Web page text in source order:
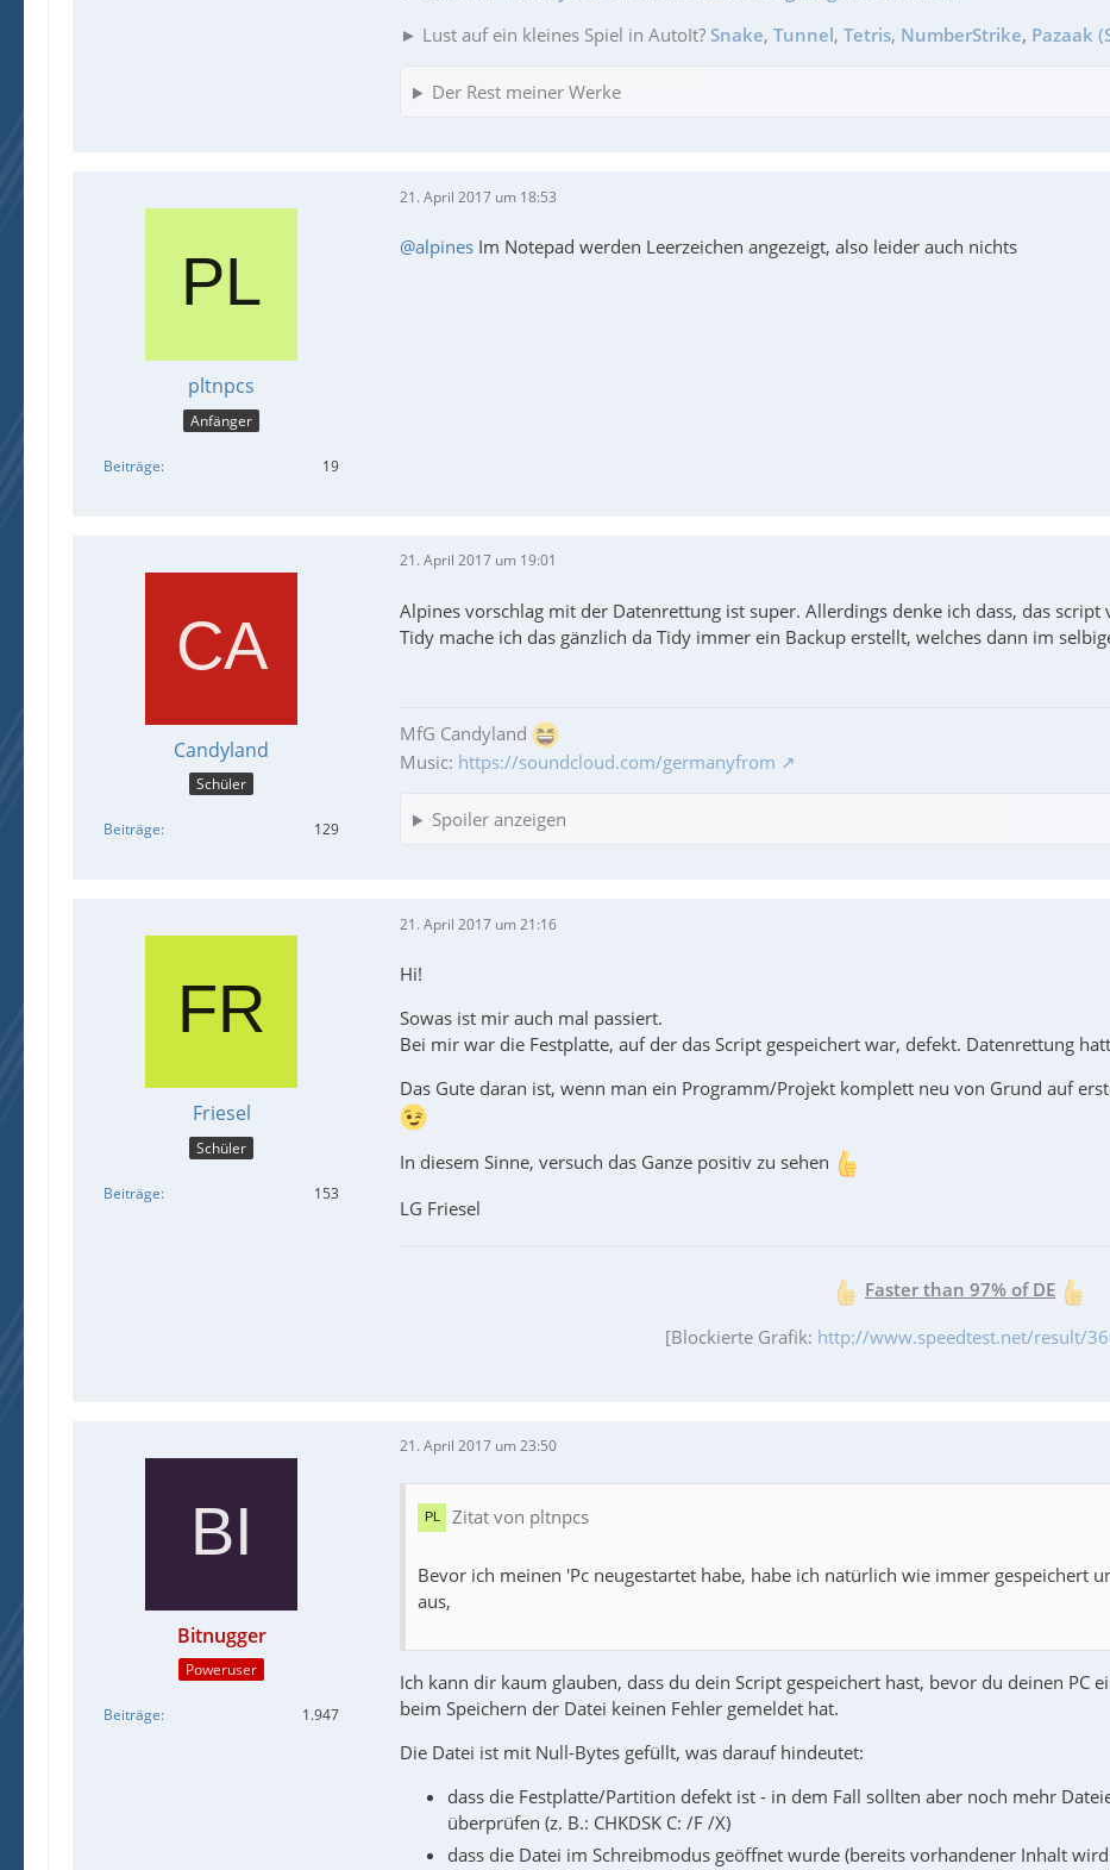
► Lust auf ein kleines Spiel in AutoIt? Snake, Tunnel, Tetris, NumberStrike, Pazaak
Der Rest meiner Werke
pltnpcs
Anfänger
Beiträge 19
21. April 2017 um 18:53
@alpines Im Notepad werden Leerzeichen angezeigt, also leider auch nichts
Candyland
Schüler
Beiträge 129
21. April 2017 um 19:01
Alpines vorschlag mit der Datenrettung ist super. Allerdings denke ich dass, das
Tidy mache ich das gänzlich da Tidy immer ein Backup erstellt, welches dann im
MfG Candyland
Music: https://soundcloud.com/germanyfrom
Spoiler anzeigen
Friesel
Schüler
Beiträge 153
21. April 2017 um 21:16
Hi!
Sowas ist mir auch mal passiert.
Bei mir war die Festplatte, auf der das Script gespeichert war, defekt. Datenrettung
Das Gute daran ist, wenn man ein Programm/Projekt komplett neu von Grund auf
In diesem Sinne, versuch das Ganze positiv zu sehen
LG Friesel
Faster than 97% of DE
[Blockierte Grafik: http://www.speedtest.net/result/
Bitnugger
Poweruser
Beiträge 1.947
21. April 2017 um 23:50
Zitat von pltnpcs
Bevor ich meinen 'Pc neugestartet habe, habe ich natürlich wie immer gespeichert
aus,
Ich kann dir kaum glauben, dass du dein Script gespeichert hast, bevor du deinen PC
beim Speichern der Datei keinen Fehler gemeldet hat.
Die Datei ist mit Null-Bytes gefüllt, was darauf hindeutet:
dass die Festplatte/Partition defekt ist - in dem Fall sollten aber noch mehr
überprüfen (z. B.: CHKDSK C: /F /X)
dass die Datei im Schreibmodus geöffnet wurde (bereits vorhandener Inhalt